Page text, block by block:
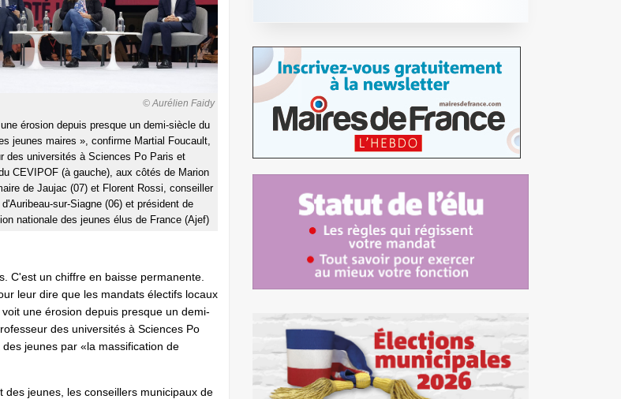
© Aurélien Faidy
érosion depuis presque un demi-siècle du
jeunes maires », confirme Martial Foucault,
des universités à Sciences Po Paris et
CEVIPOF (à gauche), aux côtés de Marion
de Jaujac (07) et Florent Rossi, conseiller
sur-Siagne (06) et président de
nationale des jeunes élus de France (Ajef)
C'est un chiffre en baisse permanente.
leur dire que les mandats électifs locaux
une érosion depuis presque un demi-
des universités à Sciences Po
jeunes par «la massification de
jeunes, les conseillers municipaux de